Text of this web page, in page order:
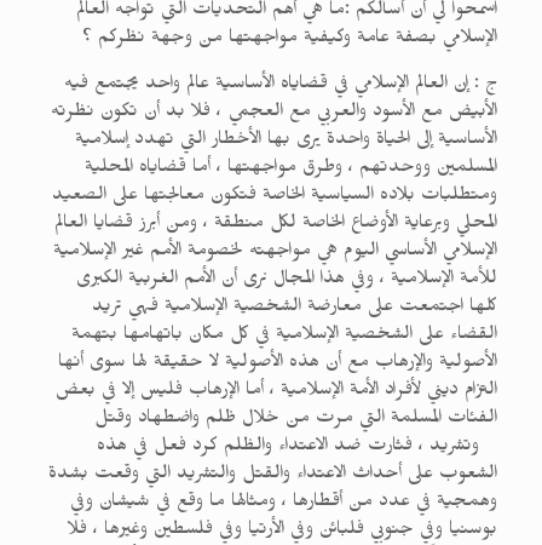
اسمحوا لي أن أسألكم :ما هي أهم التحديات التي تواجه العالم
الإسلامي بصفة عامة وكيفية مواجهتها من وجهة نظركم ؟
ج : إن العالم الإسلامي في قضاياه الأساسية عالم واحد يجتمع فيه
الأبيض مع الأسود والعربي مع العجمي ، فلا بد أن تكون نظرته
الأساسية إلى الحياة واحدة يرى بها الأخطار التي تهدد إسلامية
المسلمين ووحدتهم ، وطرق مواجهتها ، أما قضاياه المحلية
ومتطلبات بلاده السياسية الخاصة فتكون معالجتها على الصعيد
المحلي وبرعاية الأوضاع الخاصة لكل منطقة ، ومن أبرز قضايا العالم
الإسلامي الأساسي اليوم هي مواجهته لخصومة الأمم غير الإسلامية
للأمة الإسلامية ، وفي هذا المجال نرى أن الأمم الغربية الكبرى
كلها اجتمعت على معارضة الشخصية الإسلامية فهي تريد
القضاء على الشخصية الإسلامية في كل مكان باتهامها بتهمة
الأصولية والإرهاب مع أن هذه الأصولية لا حقيقة لها سوى أنها
التزام ديني لأفراد الأمة الإسلامية ، أما الإرهاب فليس إلا في بعض
الفئات المسلمة التي مرت من خلال ظلم واضطهاد وقتل
وتشريد ، فثارت ضد الاعتداء والظلم كرد فعل في هذه
الشعوب على أحداث الاعتداء والقتل والتشريد التي وقعت بشدة
وهمجية في عدد من أقطارها ، ومثالها ما وقع في شيشان وفي
بوسنيا وفي جنوبي فلبائن وفي الأرتيا وفي فلسطين وغيرها ، فلا